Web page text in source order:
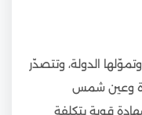
الدولة، وتتصدّر
وعين شمس
قوية بتكلفة